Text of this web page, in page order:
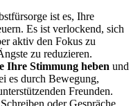
ist es, Ihre
Es ist verlockend, sich
aktiv den Fokus zu
zu reduzieren.
Ihre Stimmung heben und
es durch Bewegung,
Freunden.